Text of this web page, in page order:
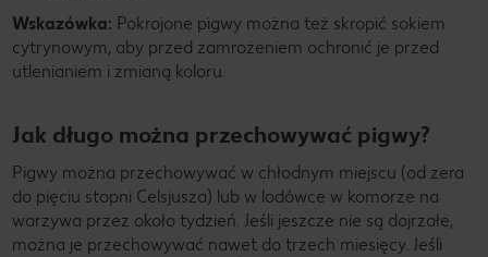
Wskazówka: Pokrojone pigwy można też skropić sokiem
cytrynowym, aby przed zamrożeniem ochronić je przed
utlenianiem i zmianą koloru.
Jak długo można przechowywać pigwy?
Pigwy można przechowywać w chłodnym miejscu (od zera
do pięciu stopni Celsjusza) lub w lodówce w komorze na
warzywa przez około tydzień. Jeśli jeszcze nie są dojrzałe,
można je przechowywać nawet do trzech miesięcy. Jeśli